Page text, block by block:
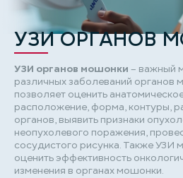
УЗИ ОРГАНОВ
УЗИ органов мошонки – важный
различных заболеваний органов
позволяет оценить
расположение, форма, контуры,
органов, выявить признаки
неопухолевого поражения,
сосудистого рисунка. Также УЗИ
оценить эффективность
изменения в органах мошонки.